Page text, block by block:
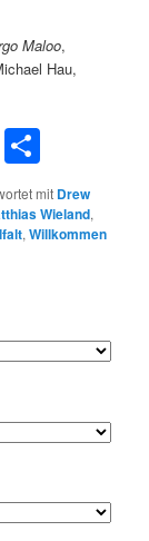
Maloo,
Hau,
Tumblr
mit Drew
Wieland,
,Willkommen